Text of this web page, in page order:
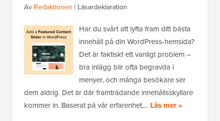
Av Redaktionen | Läsardeklaration
Har du svårt att lyfta fram ditt bästa
innehåll på din WordPress-hemsida?
Det är faktiskt ett vanligt problem –
bra inlägg blir ofta begravda i
menyer, och många besökare ser
dem aldrig. Det är där framträdande innehållsskyllare
kommer in. Baserat på vår erfarenhet,… Läs mer »